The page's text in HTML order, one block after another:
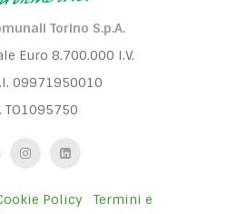
Torino S.p.A.
Euro 8.700.000 I.V.
09971950010
TO1095750
Policy
Termini e